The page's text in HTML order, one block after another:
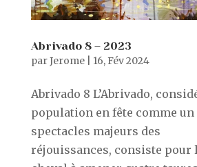
Abrivado 8 – 2023
parJerome| 16, Fév 2024
Abrivado 8 L’Abrivado,
population en fête comme un
spectacles majeurs des
réjouissances, consiste pour